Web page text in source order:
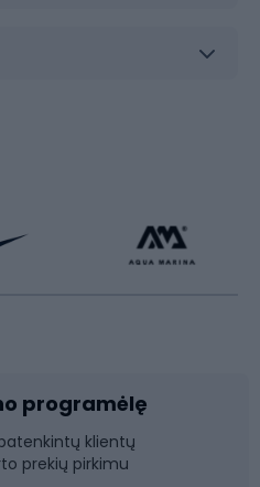
programėlę
klientų
prekių pirkimu